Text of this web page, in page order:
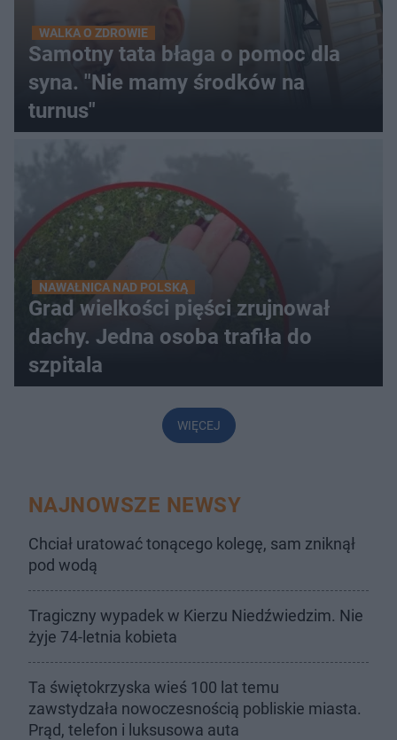
WALKA O ZDROWIE
Samotny tata błaga o pomoc dla
syna. "Nie mamy środków na
turnus"
NAWAŁNICA NAD POLSKĄ
Grad wielkości pięści zrujnował
dachy. Jedna osoba trafiła do
szpitala
WIĘCEJ
NAJNOWSZE NEWSY
Chciał uratować tonącego kolegę, sam zniknął
pod wodą
Tragiczny wypadek w Kierzu Niedźwiedzim. Nie
żyje 74-letnia kobieta
Ta świętokrzyska wieś 100 lat temu
zawstydzała nowoczesnością pobliskie miasta.
Prąd, telefon i luksusowa auta